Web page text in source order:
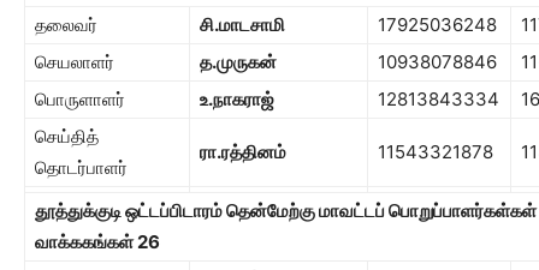
தலைவர்
சி.மாடசாமி 17925036248
செயலாளர்
த.முருகன் 10938078846
பொருளாளர்
உ.நாகராஜ் 12813843334
செய்தித்
தொடர்பாளர்
ரா.ரத்தினம் 11543321878
தூத்துக்குடி ஒட்டப்பிடாரம் தென்மேற்கு மாவட்டப் பொறுப்பாளர்கள்கள்
வாக்ககங்கள்26